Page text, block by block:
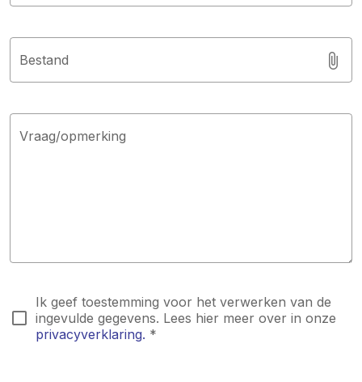
Bestand
Vraag/opmerking
Ik geef toestemming voor het verwerken van de
ingevulde gegevens. Lees hier meer over in onze
privacyverklaring. *